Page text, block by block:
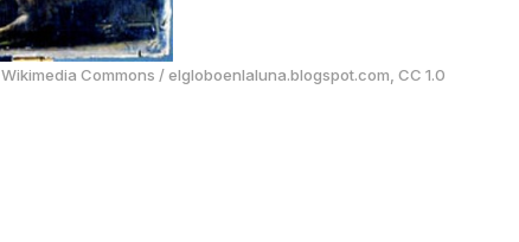
Wikimedia Commons /elgloboenlaluna.blogspot.com, CC 1.0